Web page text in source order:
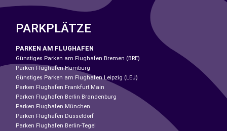
PARKPLÄTZE
PARKEN AM FLUGHAFEN
Günstiges Parken am Flughafen Bremen (BRE)
Parken Flughafen Hamburg
Günstiges Parken am Flughafen Leipzig (LEJ)
Parken Flughafen Frankfurt Main
Parken Flughafen Berlin Brandenburg
Parken Flughafen München
Parken Flughafen Düsseldorf
Parken Flughafen Berlin-Tegel